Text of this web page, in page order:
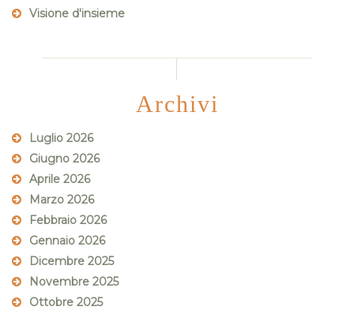
Visione d'insieme
Archivi
Luglio 2026
Giugno 2026
Aprile 2026
Marzo 2026
Febbraio 2026
Gennaio 2026
Dicembre 2025
Novembre 2025
Ottobre 2025